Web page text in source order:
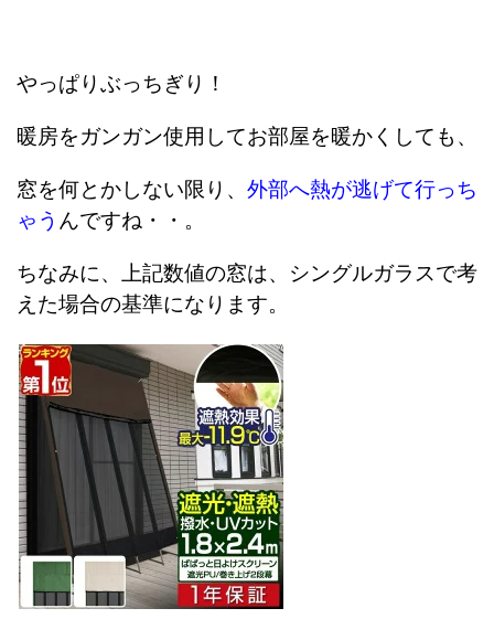
やっぱりぶっちぎり！
暖房をガンガン使用してお部屋を暖かくしても、
窓を何とかしない限り、 外部へ熱が逃げて行っち
ゃう んですね・・。
ちなみに、上記数値の窓は、シングルガラスで考
えた場合の基準になります。